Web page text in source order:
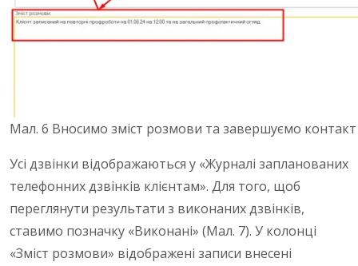
Мал. 6 Вносимо зміст розмови та завершуємо контакт
Усі дзвінки відображаються у «Журналі запланованих
телефонних дзвінків клієнтам». Для того, щоб
переглянути результати з виконаних дзвінків,
ставимо позначку «Виконані» (Мал. 7). У колонці
«Зміст розмови» відображені записи внесені